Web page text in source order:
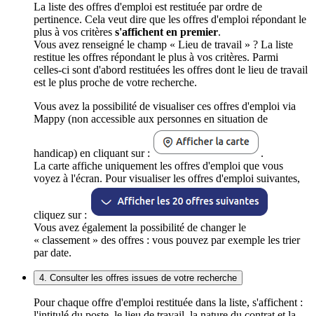
La liste des offres d'emploi est restituée par ordre de
pertinence. Cela veut dire que les offres d'emploi répondant le
plus à vos critères s'affichent en premier.
Vous avez renseigné le champ « Lieu de travail » ? La liste
restitue les offres répondant le plus à vos critères. Parmi
celles-ci sont d'abord restituées les offres dont le lieu de travail
est le plus proche de votre recherche.
Vous avez la possibilité de visualiser ces offres d'emploi via
Mappy (non accessible aux personnes en situation de
handicap) en cliquant sur :
.
La carte affiche uniquement les offres d'emploi que vous
voyez à l'écran. Pour visualiser les offres d'emploi suivantes,
cliquez sur :
Vous avez également la possibilité de changer le
« classement » des offres : vous pouvez par exemple les trier
par date.
4. Consulter les offres issues de votre recherche
Pour chaque offre d'emploi restituée dans la liste, s'affichent :